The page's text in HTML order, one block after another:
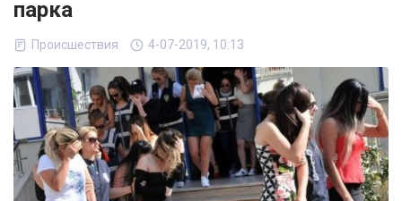
парка
Происшествия 4-07-2019, 10:13